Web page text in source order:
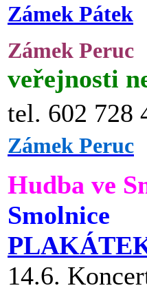
Zámek Pátek
Zámek Peruc
veřejnosti
tel. 602 728
Zámek Peruc
Hudba ve
Smolnice
14.6.